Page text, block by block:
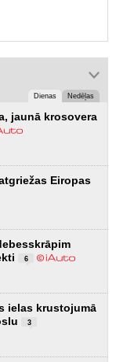
Dienas Nedēļas
jaunā krosovera
Eiropas
6
ielas krustojumā
3